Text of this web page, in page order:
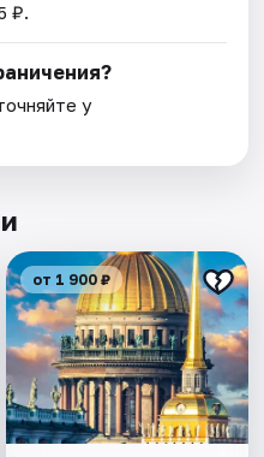
₽.
у
от 1 900 ₽